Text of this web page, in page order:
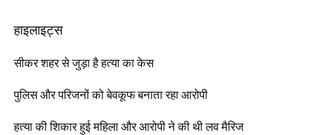
हाइलाइट्स
सीकर शहर से जुड़ा है हत्या का केस
पुलिस और परिजनों को बेवकूफ बनाता रहा आरोपी
हत्या की शिकार हुई महिला और आरोपी ने की थी लव मैरिज